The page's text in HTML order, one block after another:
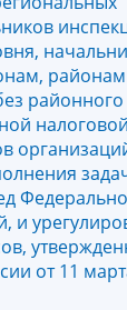
районного
налоговой
и
от 11